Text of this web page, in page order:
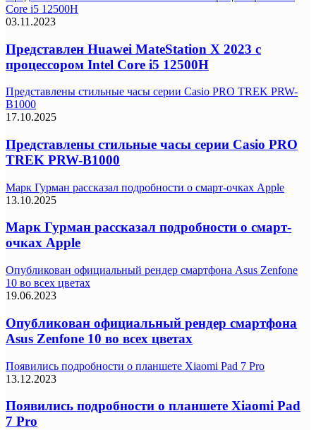
Core i5 12500H
03.11.2023
Представлен Huawei MateStation X 2023 с
процессором Intel Core i5 12500H
Представлены стильные часы серии Casio PRO TREK PRW-
B1000
17.10.2025
Представлены стильные часы серии Casio PRO
TREK PRW-B1000
Марк Гурман рассказал подробности о смарт-очках Apple
13.10.2025
Марк Гурман рассказал подробности о смарт-
очках Apple
Опубликован официальный рендер смартфона Asus Zenfone
10 во всех цветах
19.06.2023
Опубликован официальный рендер смартфона
Asus Zenfone 10 во всех цветах
Появились подробности о планшете Xiaomi Pad 7 Pro
13.12.2023
Появились подробности о планшете Xiaomi Pad
7 Pro